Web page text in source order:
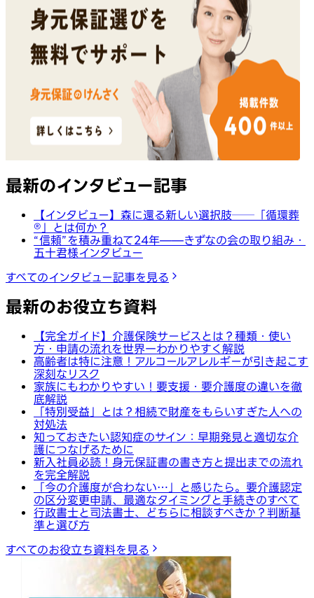
最新のインタビュー記事
【インタビュー】森に還る新しい選択肢──「循環葬
®︎」とは何か？
“信頼”を積み重ねて24年——きずなの会の取り組み・
五十君様インタビュー
すべてのインタビュー記事を見る
最新のお役立ち資料
【完全ガイド】介護保険サービスとは？種類・使い
方・申請の流れを世界一わかりやすく解説
高齢者は特に注意！アルコールアレルギーが引き起こす
深刻なリスク
家族にもわかりやすい！要支援・要介護度の違いを徹
底解説
「特別受益」とは？相続で財産をもらいすぎた人への
対処法
知っておきたい認知症のサイン：早期発見と適切な介
護につなげるために
新入社員必読！身元保証書の書き方と提出までの流れ
を完全解説
「今の介護度が合わない…」と感じたら。要介護認定
の区分変更申請、最適なタイミングと手続きのすべて
行政書士と司法書士、どちらに相談すべきか？判断基
準と選び方
すべてのお役立ち資料を見る